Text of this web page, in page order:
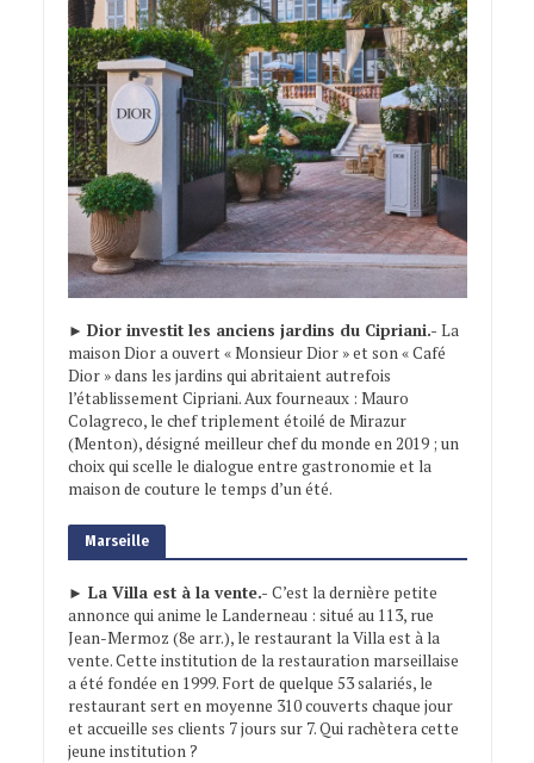
► Dior investit les anciens jardins du Cipriani.- La
maison Dior a ouvert « Monsieur Dior » et son « Café
Dior » dans les jardins qui abritaient autrefois
l’établissement Cipriani. Aux fourneaux : Mauro
Colagreco, le chef triplement étoilé de Mirazur
(Menton), désigné meilleur chef du monde en 2019 ; un
choix qui scelle le dialogue entre gastronomie et la
maison de couture le temps d’un été.
Marseille
► La Villa est à la vente.- C’est la dernière petite
annonce qui anime le Landerneau : situé au 113, rue
Jean-Mermoz (8e arr.), le restaurant la Villa est à la
vente. Cette institution de la restauration marseillaise
a été fondée en 1999. Fort de quelque 53 salariés, le
restaurant sert en moyenne 310 couverts chaque jour
et accueille ses clients 7 jours sur 7. Qui rachètera cette
jeune institution ?